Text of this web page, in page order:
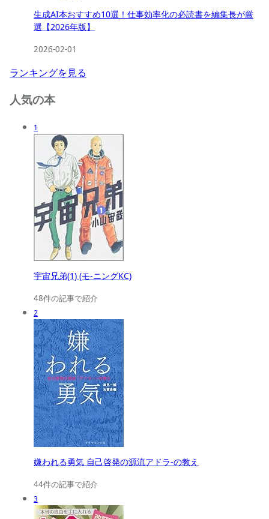
生成AI本おすすめ10選！仕事効率化の必読書を編集長が厳
選【2026年版】
2026-02-01
ランキングを見る
人気の本
1
宇宙兄弟(1) (モ-ニングKC)
48件の記事で紹介
2
嫌われる勇気 自己啓発の源流アドラ-の教え
44件の記事で紹介
3